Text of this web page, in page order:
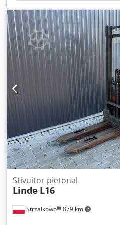
Starea bateriei: 80 - 100% Cu 3
Strzałkowo 879 km
Stivuitor pietonal
Linde L16